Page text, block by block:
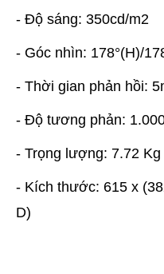
- Độ sáng: 350cd/m2
- Góc nhìn: 178°(H)/
- Thời gian phản hồi:
- Độ tương phản:
- Trọng lượng: 7.72 Kg
- Kích thước: 615 x
D)